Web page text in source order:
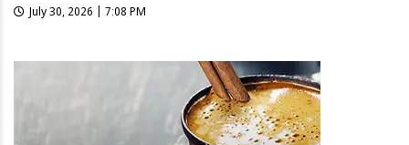
July 30, 2026 | 7:08 PM